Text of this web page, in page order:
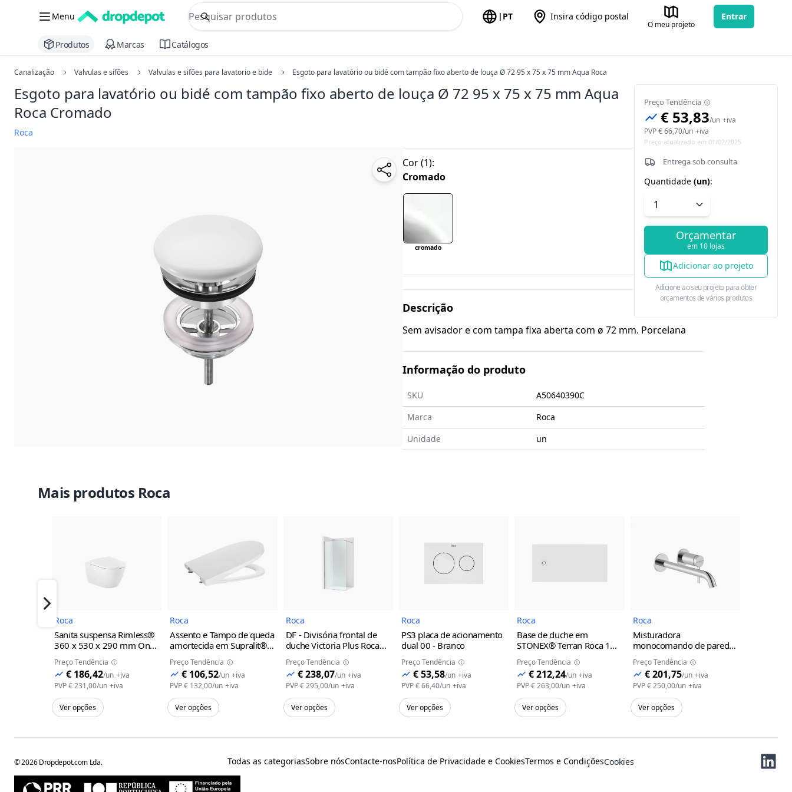
Menu
commerce search no header
Procurar
| PT Insira código postal
O meu projeto
Entrar
Produtos Marcas Catálogos
Canalização Valvulas e sifões Valvulas e sifões para lavatorio e bide Esgoto para lavatório ou bidé com tampão fixo aberto de louça Ø 72 95 x 75 x 75 mm Aqua Roca
Esgoto para lavatório ou bidé com tampão fixo aberto de louça Ø 72 95 x 75 x 75 mm Aqua
Roca Cromado
Roca
Cor(1):
Cromado
cromado
Descrição
Sem avisador e com tampa fixa aberta com ø 72 mm. Porcelana
Informação do produto
SKU
A50640390C
Marca
Roca
Unidade
un
Preço Tendência
€ 53,83/un +iva
PVP€ 66,70/un +iva
Preço atualizado em 01/02/2025
Entrega sob consulta
Quantidade (un):
Orçamentar
em 10 lojas
Adicionar ao projeto
Adicione ao seu projeto para obter
orçamentos de vários produtos
Mais produtos Roca
Imagem do Produto
Roca
Sanita suspensa Rimless®
360 x 530 x 290 mm One
00 - Branco
Preço Tendência
€ 186,42/un +iva
PVP€ 231,00/un +iva
Ver opções
Imagem do Produto
Roca
Assento e Tampo de queda
amortecida em Supralit®
para sanita Ona Roca
Branco
Preço Tendência
€ 106,52/un +iva
PVP€ 132,00/un +iva
Ver opções
Roca
DF - Divisória frontal de
duche Victoria Plus Roca
Prata brilho, 800 mm
Preço Tendência
€ 238,07/un +iva
PVP€ 295,00/un +iva
Ver opções
Imagem do Produto
Roca
PS3 placa de acionamento
dual 00 - Branco
Preço Tendência
€ 53,58/un +iva
PVP€ 66,40/un +iva
Ver opções
Imagem do Produto
Roca
Base de duche em
STONEX® Terran Roca 10 -
Branco, 1000 mm, válvula
80 mm, 26 mm, 700 mm
Preço Tendência
€ 212,24/un +iva
PVP€ 263,00/un +iva
Ver opções
Imagem do Produto
Roca
Misturadora
monocomando de parede
para lavatório, cano
230mm (a completar com
kit universal ref.
A5E3501..0) Roca
Cromado
Preço Tendência
€ 201,75/un +iva
PVP€ 250,00/un +iva
Ver opções
Próximo
©2026 Dropdepot.com Lda. Todas as categoriasSobre nósContacte-nosPolítica de Privacidade e CookiesTermos e CondiçõesCookies